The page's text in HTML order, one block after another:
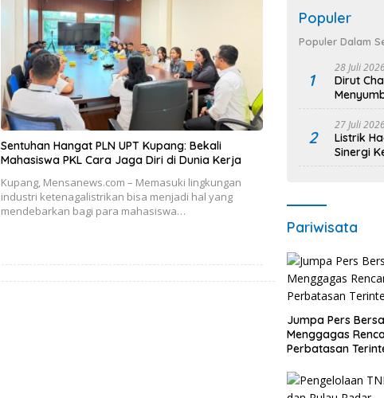
Sentuhan Hangat PLN UPT Kupang: Bekali
Mahasiswa PKL Cara Jaga Diri di Dunia Kerja
Kupang, Mensanews.com – Memasuki lingkungan
industri ketenagalistrikan bisa menjadi hal yang
mendebarkan bagi para mahasiswa…
Populer
Populer Dalam
1
28 Juli
Dirut
2
27 Juli
Listrik
Sinergi
Pariwisata
Jumpa Pers
Menggagas
Perbatasan